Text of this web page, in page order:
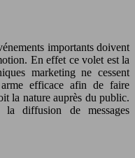
importants doivent
En effet ce volet est la
marketing ne cessent
efficace afin de faire
la nature auprès du public.
diffusion de messages